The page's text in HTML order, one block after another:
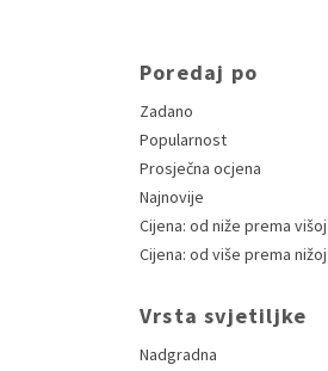
Poredaj po
Zadano
Popularnost
Prosječna ocjena
Najnovije
Cijena: od niže prema višoj
Cijena: od više prema nižoj
Vrsta svjetiljke
Nadgradna